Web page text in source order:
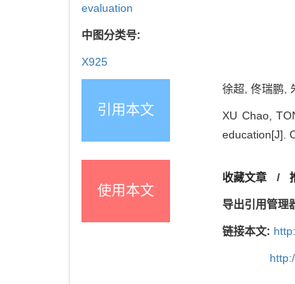
evaluation
中图分类号:
X925
引用本文
徐超, 佟瑞鹏,
XU Chao,
education[J].
使用本文
收藏文章 /
导出引用管理
链接本文: